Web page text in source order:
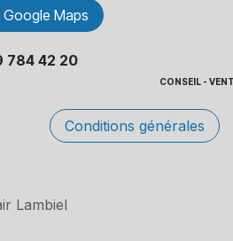
Go​​ogle Maps
784 42 20
CONSEIL -
Conditions générales
Lambiel